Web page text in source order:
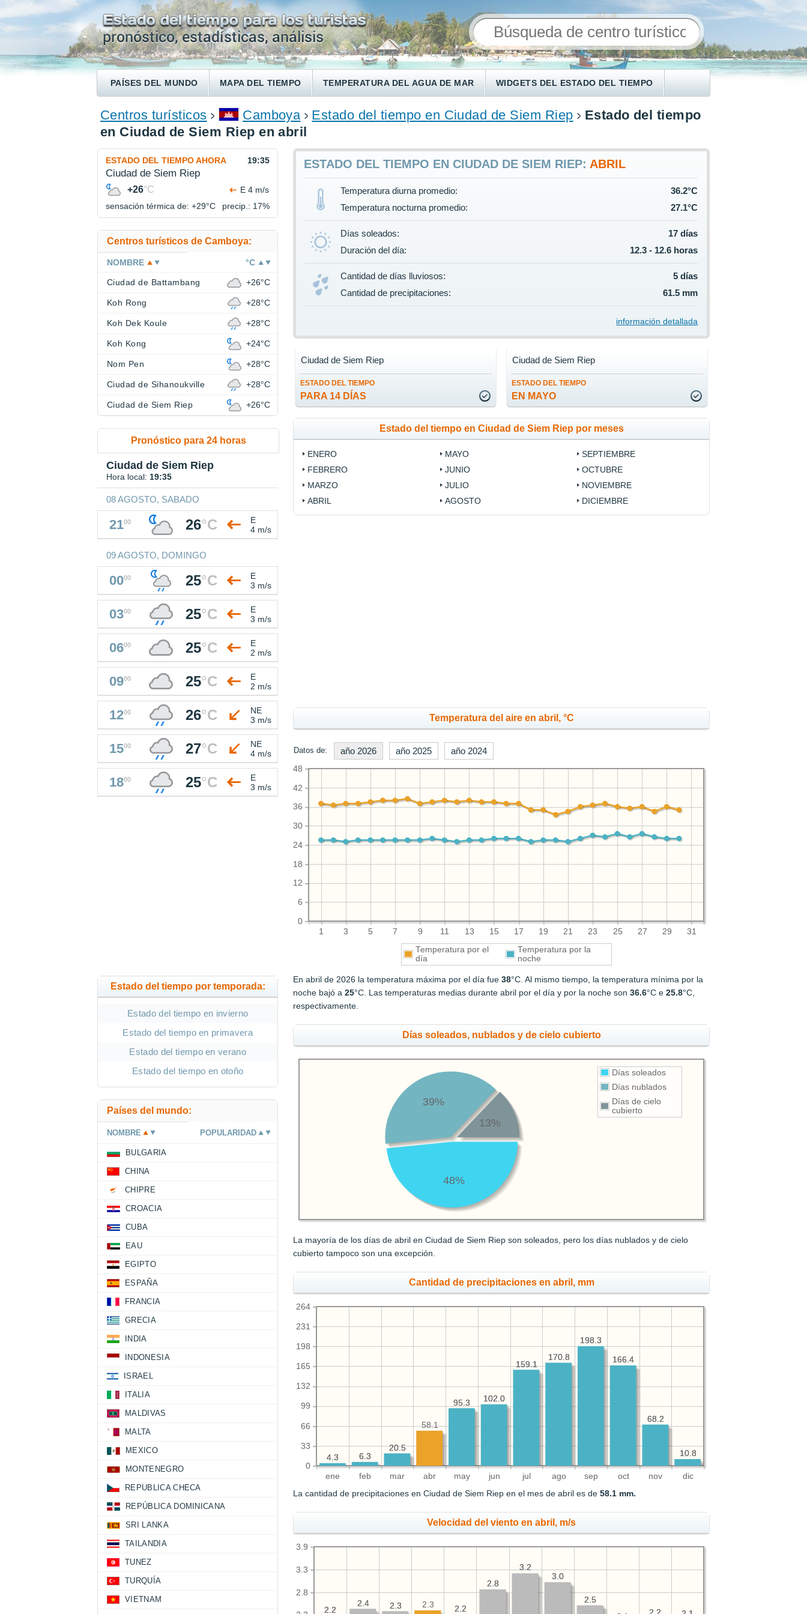
PAÍSES DEL MUNDO MAPA DEL TIEMPO TEMPERATURA DEL AGUA DE MAR WIDGETS DEL ESTADO DEL TIEMPO
ENCONTRAR UN HOTEL
Centros turísticos Camboya Estado del tiempo en Ciudad de Siem Riep
Estado del tiempo
en Ciudad de Siem Riep en abril
ESTADO DEL TIEMPO EN CIUDAD DE SIEM RIEP: ABRIL
Temperatura diurna promedio:
36.2°C
Temperatura nocturna promedio:
27.1°C
Días soleados:
17 días
Duración del día:
12.3 - 12.6 horas
Cantidad de días lluviosos:
5 días
Cantidad de precipitaciones:
61.5 mm
información detallada
ESTADO DEL TIEMPO
PARA 14 DÍAS
Ciudad de Siem Riep
ESTADO DEL TIEMPO
EN MAYO
Ciudad de Siem Riep
Estado del tiempo en Ciudad de Siem Riep por meses
ENERO
FEBRERO
MARZO
ABRIL
MAYO
JUNIO
JULIO
AGOSTO
SEPTIEMBRE
OCTUBRE
NOVIEMBRE
DICIEMBRE
Temperatura del aire en abril, °C
Datos de: año 2026 año 2025 año 2024
1 3 5 7 9 11 13 15 17 19 21 23 25 27 29 31
0
6
12
18
24
30
36
42
48
Temperatura por el
día
Temperatura por la
noche
En abril de 2026 la temperatura máxima por el día fue38°C. Al mismo tiempo, la temperatura mínima por la
noche bajó a25°C. Las temperaturas medias durante abril por el día y por la noche son36.6°C e25.8°C,
respectivamente.
Días soleados, nublados y de cielo cubierto
Días soleados
Días nublados
Días de cielo
cubierto
48%
39%
13%
La mayoría de los días de abril en Ciudad de Siem Riep son soleados, pero los días nublados y de cielo
cubierto tampoco son una excepción.
Cantidad de precipitaciones en abril, mm
ene feb mar abr may jun jul ago sep oct nov dic
0
33
66
99
132
165
198
231
264
10.8
68.2
166.4
198.3
170.8
159.1
102.0
95.3
20.5
6.3
4.3 10.8
68.2
166.4
198.3
170.8
159.1
102.0
95.3
58.1
20.5
6.3
4.3
La cantidad de precipitaciones en Ciudad de Siem Riep en el mes de abril es de58.1 mm.
Velocidad del viento en abril, m/s
2.8
3.3
3.9
2.5
3.0
3.2
2.8
2.2
2.3
2.4
2.2
2.5
3.0
3.2
2.8
2.2
2.3
2.3
2.4
2.2
ESTADO DEL TIEMPO AHORA 19:35
Ciudad de Siem Riep
+26°C
E 4 m/s
sensación térmica de: +29°C precip.: 17%
Centros turísticos de Camboya:
NOMBRE °C
Ciudad de Battambang +26°C
Koh Rong +28°C
Koh Dek Koule +28°C
Koh Kong +24°C
Nom Pen +28°C
Ciudad de Sihanoukville +28°C
Ciudad de Siem Riep +26°C
Pronóstico para 24 horas
Ciudad de Siem Riep
Hora local: 19:35
08 AGOSTO, SABADO
2100 26°C
E
4 m/s
09 AGOSTO, DOMINGO
0000 25°C
E
3 m/s
0300 25°C
E
3 m/s
0600 25°C
E
2 m/s
0900 25°C
E
2 m/s
1200 26°C
NE
3 m/s
1500 27°C
NE
4 m/s
1800 25°C
E
3 m/s
Estado del tiempo por temporada:
Estado del tiempo en invierno
Estado del tiempo en primavera
Estado del tiempo en verano
Estado del tiempo en otoño
Países del mundo:
NOMBRE POPULARIDAD
BULGARIA
CHINA
CHIPRE
CROACIA
CUBA
EAU
EGIPTO
ESPAÑA
FRANCIA
GRECIA
INDIA
INDONESIA
ISRAEL
ITALIA
MALDIVAS
MALTA
MEXICO
MONTENEGRO
REPUBLICA CHECA
REPÚBLICA DOMINICANA
SRI LANKA
TAILANDIA
TUNEZ
TURQUÍA
VIETNAM